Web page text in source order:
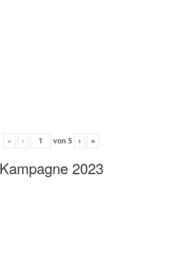
« ‹ von 5 › »
Kampagne 2023